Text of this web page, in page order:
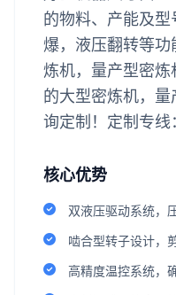
的物料、产能及
爆，液压翻转等
炼机，量产型密
的大型密炼机，
询定制！定制专
核心优势
双液压驱动系统，
啮合型转子设计，
高精度温控系统，